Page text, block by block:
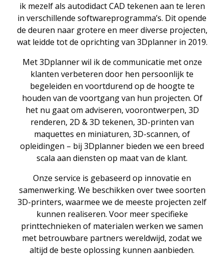
ik mezelf als autodidact CAD tekenen aan te leren
in verschillende softwareprogramma’s. Dit opende
de deuren naar grotere en meer diverse projecten,
wat leidde tot de oprichting van 3Dplanner in 2019.
Met 3Dplanner wil ik de communicatie met onze
klanten verbeteren door hen persoonlijk te
begeleiden en voortdurend op de hoogte te
houden van de voortgang van hun projecten. Of
het nu gaat om adviseren, voorontwerpen, 3D
renderen, 2D & 3D tekenen, 3D-printen van
maquettes en miniaturen, 3D-scannen, of
opleidingen – bij 3Dplanner bieden we een breed
scala aan diensten op maat van de klant.
Onze service is gebaseerd op innovatie en
samenwerking. We beschikken over twee soorten
3D-printers, waarmee we de meeste projecten zelf
kunnen realiseren. Voor meer specifieke
printtechnieken of materialen werken we samen
met betrouwbare partners wereldwijd, zodat we
altijd de beste oplossing kunnen aanbieden.